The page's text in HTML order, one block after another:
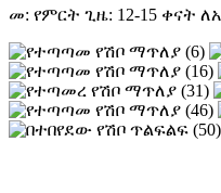
መ: የምርት ጊዜ: 12-15 ቀናት